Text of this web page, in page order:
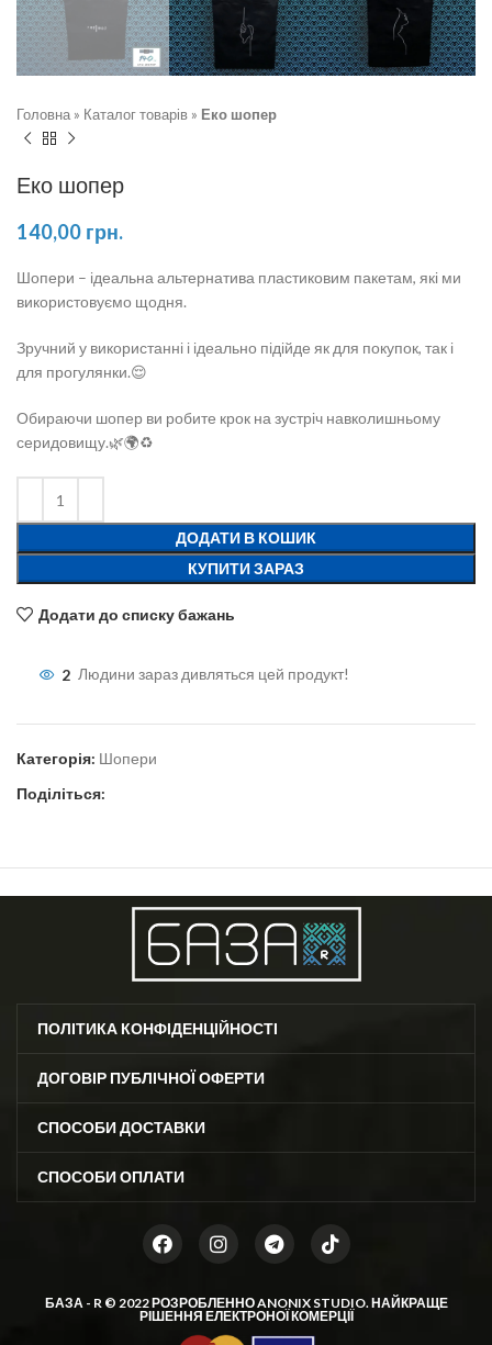
Головна » Каталог товарів » Еко шопер
Еко шопер
140,00 грн.
Шопери – ідеальна альтернатива пластиковим пакетам, які ми
використовуємо щодня.
Зручний у використанні і ідеально підійде як для покупок, так і
для прогулянки.😌
Обираючи шопер ви робите крок на зустріч навколишньому
серидовищу.🌿🌍♻️
ДОДАТИ В КОШИК
КУПИТИ ЗАРАЗ
Додати до списку бажань
2 Людини зараз дивляться цей продукт!
Категорія: Шопери
Поділіться:
ПОЛІТИКА КОНФІДЕНЦІЙНОСТІ
ДОГОВІР ПУБЛІЧНОЇ ОФЕРТИ
СПОСОБИ ДОСТАВКИ
СПОСОБИ ОПЛАТИ
БАЗА - R © 2022 РОЗРОБЛЕННОANONIX STUDIO. НАЙКРАЩЕ
РІШЕННЯ ЕЛЕКТРОНОЇ КОМЕРЦІЇ